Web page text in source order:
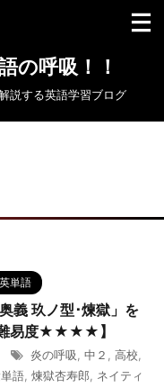
の呼吸！！
説する英語学習ブログ
単語
義 玖ノ型･煉獄」を
易度★★★★】
炎の呼吸 中２ 高校
語 煉獄杏寿郎
ネイティ